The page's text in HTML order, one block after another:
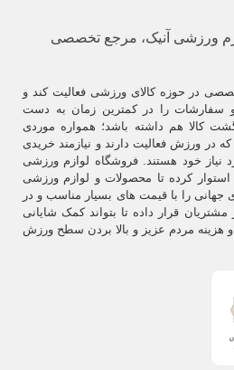
ورزشی آنیک، مرجع تخصصی
در حوزه کالای ورزشی فعالیت کند و
و سفارشات را در کمترین زمان به دست
کالا هم داشته باشد؛ همواره موردی
در ورزش فعالیت دارند و نیازمند خریدی
نیاز خود هستند. فروشگاه لوازم ورزشی
استوار کرده تا محصولات و لوازم ورزشی
جهانی را با قیمت های بسیار مناسب و در
قرار داده تا بتواند کمک شایانی
مردم عزیز و بالا بردن سطح ورزش